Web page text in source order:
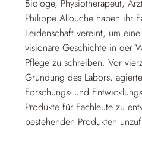
Biologe, Physiotherapeut,
Philippe Allouche haben ihr
Leidenschaft vereint, um
visionäre Geschichte in der
Pflege zu schreiben. Vor
Gründung des Labors,
Forschungs- und
Produkte für Fachleute zu
bestehenden Produkten